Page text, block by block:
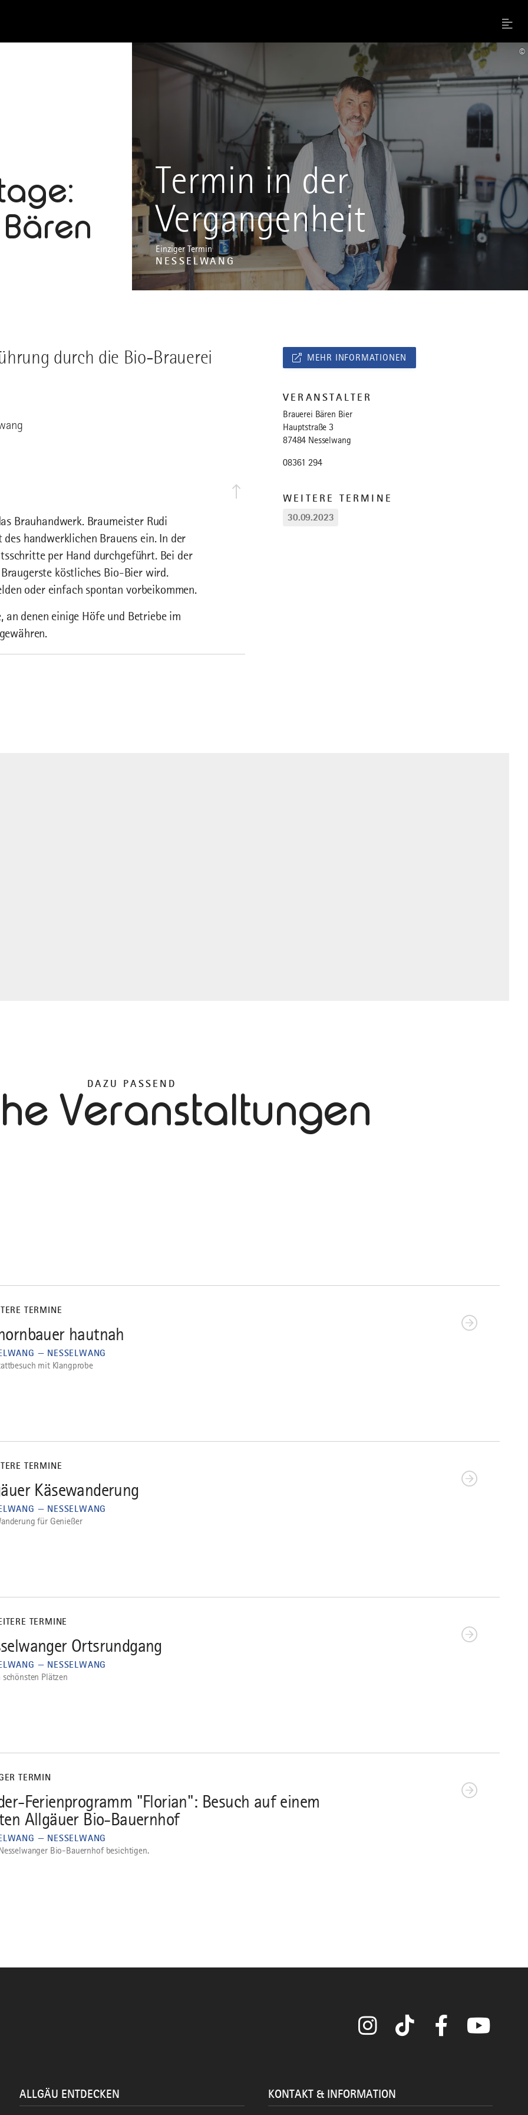
Menu
Termin in der
Vergangenheit
Einziger Termin
NESSELWANG
©
durch die Bio-Brauerei
Brauhandwerk. Braumeister Rudi
handwerklichen Brauens ein. In der
per Hand durchgeführt. Bei der
köstliches Bio-Bier wird.
oder einfach spontan vorbeikommen.
denen einige Höfe und Betriebe im
MEHR INFORMATIONEN
VERANSTALTER
Brauerei Bären Bier
Hauptstraße 3
87484 Nesselwang
08361 294
WEITERE TERMINE
30.09.2023
DAZU PASSEND
Veranstaltungen
TERMINE
hautnah
— NESSELWANG
mit Klangprobe
TERMINE
Käsewanderung
— NESSELWANG
für Genießer
TERMINE
Ortsrundgang
— NESSELWANG
schönsten Plätzen
TERMIN
Ferienprogramm "Florian": Besuch auf einem
Allgäuer Bio-Bauernhof
— NESSELWANG
Bio-Bauernhof besichtigen.
Instagram TikTok Facebook
ALLGÄU ENTDECKEN KONTAKT & INFORMATION